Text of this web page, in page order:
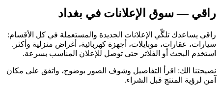
راقي — سوق الإعلانات في بغداد
راقي يساعدك تلگّي الإعلانات الجديدة والمستعملة في كل الأقسام:
سيارات، عقارات، موبايلات، أجهزة كهربائية، أغراض منزلية وأكثر.
استخدم البحث أو الفلاتر حتى توصل للإعلان المناسب بسرعة.
نصيحتنا الك: اقرأ التفاصيل وشوف الصور بوضوح، واتفق على مكان
آمن لرؤية المنتج قبل الشراء.